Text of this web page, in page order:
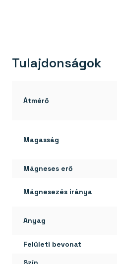
Tulajdonságok
Átmérő
Magasság
Mágneses erő
Mágnesezés iránya
Anyag
Felületi bevonat